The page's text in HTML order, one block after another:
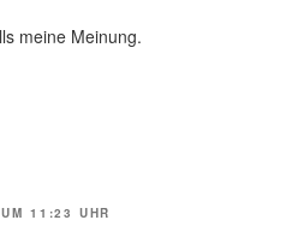
meine Meinung.
11:23 UHR